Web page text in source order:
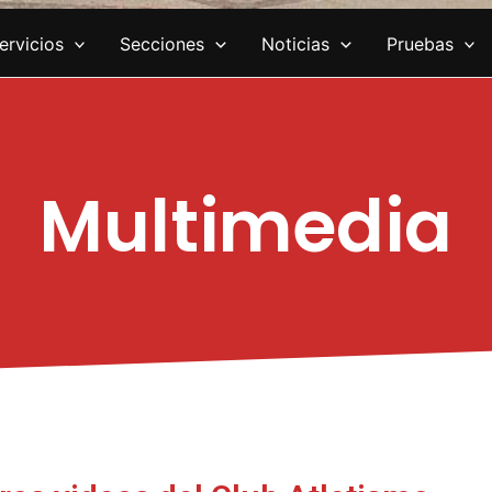
Secciones Noticias Pruebas
Multimedia